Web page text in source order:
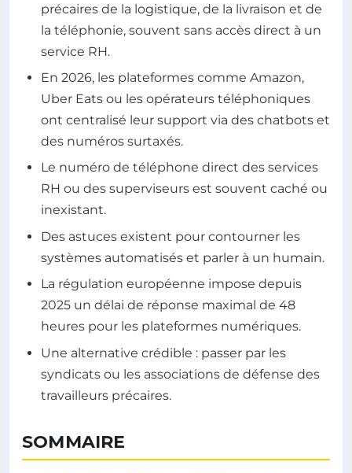
précaires de la logistique, de la livraison et de
la téléphonie, souvent sans accès direct à un
service RH.
En 2026, les plateformes comme Amazon,
Uber Eats ou les opérateurs téléphoniques
ont centralisé leur support via des chatbots et
des numéros surtaxés.
Le numéro de téléphone direct des services
RH ou des superviseurs est souvent caché ou
inexistant.
Des astuces existent pour contourner les
systèmes automatisés et parler à un humain.
La régulation européenne impose depuis
2025 un délai de réponse maximal de 48
heures pour les plateformes numériques.
Une alternative crédible : passer par les
syndicats ou les associations de défense des
travailleurs précaires.
SOMMAIRE